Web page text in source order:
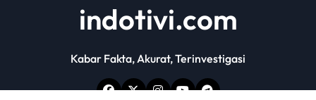
indotivi.com
Kabar Fakta, Akurat, Terinvestigasi